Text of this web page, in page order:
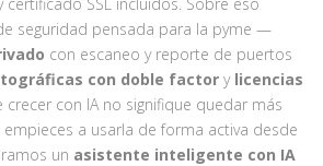
seguridad pensada para la pyme —
con escaneo y reporte de puertos
con doble factor y licencias
con IA no signifique quedar más
a usarla de forma activa desde
un asistente inteligente con IA